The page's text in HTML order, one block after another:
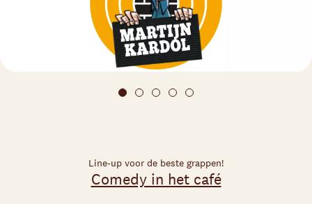
Line-up voor de beste grappen!
Comedy in het café